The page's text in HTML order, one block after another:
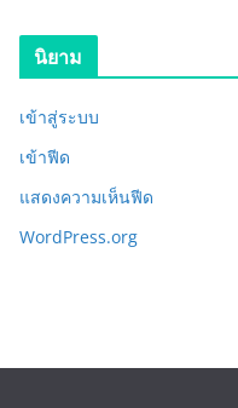
นิยาม
เข้าสู่ระบบ
เข้าฟีด
แสดงความเห็นฟีด
WordPress.org